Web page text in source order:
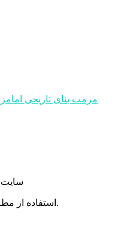
مرمت بنای تاریخی
سایت
استفاده از مطالب سایت با ذکر منبع بلامانع میباشد.